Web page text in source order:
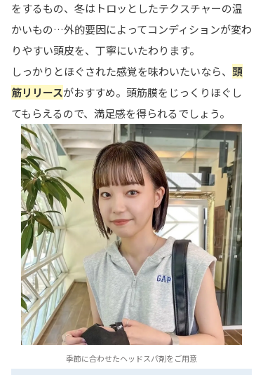
をするもの、冬はトロッとしたテクスチャーの温
かいもの…外的要因によってコンディションが変わ
りやすい頭皮を、丁寧にいたわります。
しっかりとほぐされた感覚を味わいたいなら、 頭
筋リリースがおすすめ。頭筋膜をじっくりほぐし
てもらえるので、満足感を得られるでしょう。
季節に合わせたヘッドスパ剤をご用意